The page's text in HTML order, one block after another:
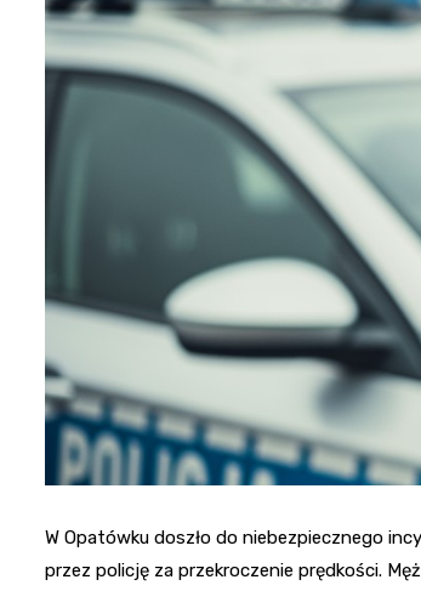
W Opatówku doszło do niebezpiecznego
przez policję za przekroczenie prędkości.